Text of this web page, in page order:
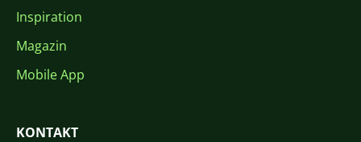
Inspiration
Magazin
Mobile App
KONTAKT